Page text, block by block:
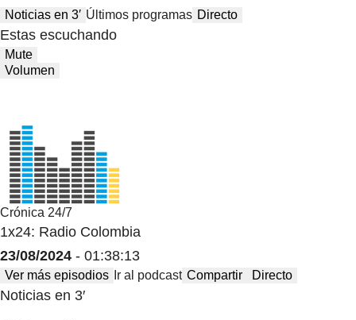
Noticias en 3′ Últimos programas Directo
Estas escuchando
Mute
Volumen
Crónica 24/7
1x24: Radio Colombia
23/08/2024 - 01:38:13
Ver más episodios Ir al podcast Compartir Directo
Noticias en 3′